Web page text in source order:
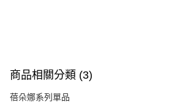
商品相關分類 (3)
蓓朵娜系列單品